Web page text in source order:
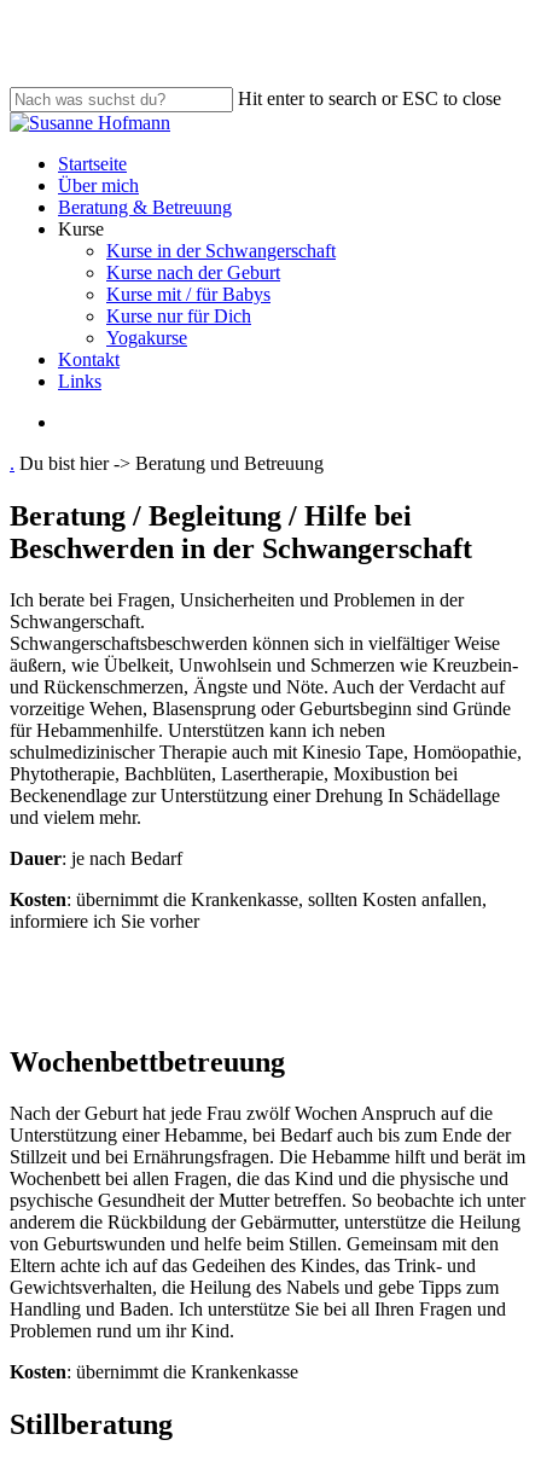
content
Hit enter to search or ESC to close
Close
search
Menu
Startseite
Über mich
Beratung & Betreuung
Kurse
Kurse in der Schwangerschaft
Kurse nach der Geburt
Kurse mit / für Babys
Kurse nur für Dich
Yogakurse
Kontakt
Links
. Du bist hier -> Beratung und Betreuung
Beratung / Begleitung / Hilfe bei
Beschwerden in der Schwangerschaft
Ich berate bei Fragen, Unsicherheiten und Problemen in der
Schwangerschaft.
Schwangerschaftsbeschwerden können sich in vielfältiger Weise
äußern, wie Übelkeit, Unwohlsein und Schmerzen wie Kreuzbein-
und Rückenschmerzen, Ängste und Nöte. Auch der Verdacht auf
vorzeitige Wehen, Blasensprung oder Geburtsbeginn sind Gründe
für Hebammenhilfe. Unterstützen kann ich neben
schulmedizinischer Therapie auch mit Kinesio Tape, Homöopathie,
Phytotherapie, Bachblüten, Lasertherapie, Moxibustion bei
Beckenendlage zur Unterstützung einer Drehung In Schädellage
und vielem mehr.
Dauer: je nach Bedarf
Kosten: übernimmt die Krankenkasse, sollten Kosten anfallen,
informiere ich Sie vorher
Wochenbettbetreuung
Nach der Geburt hat jede Frau zwölf Wochen Anspruch auf die
Unterstützung einer Hebamme, bei Bedarf auch bis zum Ende der
Stillzeit und bei Ernährungsfragen. Die Hebamme hilft und berät im
Wochenbett bei allen Fragen, die das Kind und die physische und
psychische Gesundheit der Mutter betreffen. So beobachte ich unter
anderem die Rückbildung der Gebärmutter, unterstütze die Heilung
von Geburtswunden und helfe beim Stillen. Gemeinsam mit den
Eltern achte ich auf das Gedeihen des Kindes, das Trink- und
Gewichtsverhalten, die Heilung des Nabels und gebe Tipps zum
Handling und Baden. Ich unterstütze Sie bei all Ihren Fragen und
Problemen rund um ihr Kind.
Kosten: übernimmt die Krankenkasse
Stillberatung